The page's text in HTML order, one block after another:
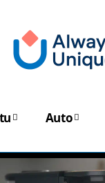
Auto